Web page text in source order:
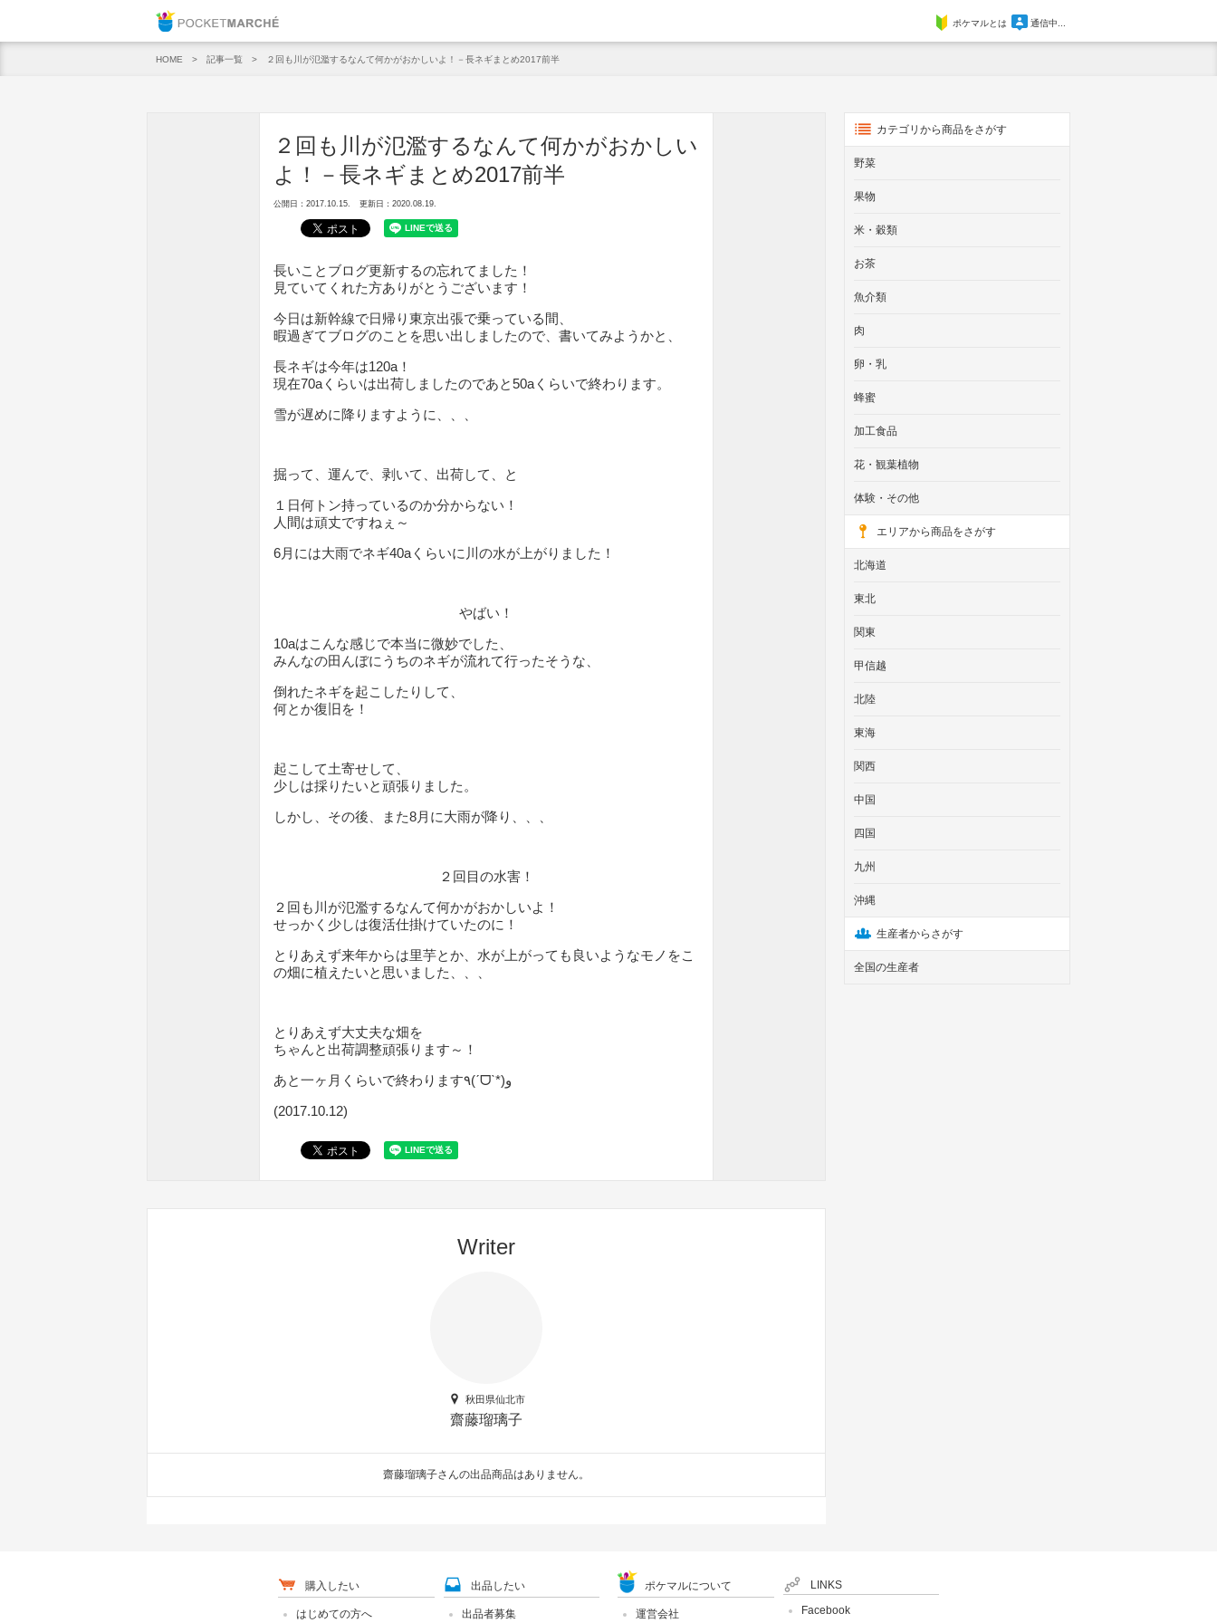
ポケマルとは 通信中...
HOME 記事一覧 ２回も川が氾濫するなんて何かがおかしいよ！－長ネギまとめ2017前半
２回も川が氾濫するなんて何かがおかしい
よ！－長ネギまとめ2017前半
公開日：2017.10.15. 更新日：2020.08.19.
長いことブログ更新するの忘れてました！
見ていてくれた方ありがとうございます！
今日は新幹線で日帰り東京出張で乗っている間、
暇過ぎてブログのことを思い出しましたので、書いてみようかと、
長ネギは今年は120a！
現在70aくらいは出荷しましたのであと50aくらいで終わります。
雪が遅めに降りますように、、、
掘って、運んで、剥いて、出荷して、と
１日何トン持っているのか分からない！
人間は頑丈ですねぇ～
6月には大雨でネギ40aくらいに川の水が上がりました！
やばい！
10aはこんな感じで本当に微妙でした、
みんなの田んぼにうちのネギが流れて行ったそうな、
倒れたネギを起こしたりして、
何とか復旧を！
起こして土寄せして、
少しは採りたいと頑張りました。
しかし、その後、また8月に大雨が降り、、、
２回目の水害！
２回も川が氾濫するなんて何かがおかしいよ！
せっかく少しは復活仕掛けていたのに！
とりあえず来年からは里芋とか、水が上がっても良いようなモノをこ
の畑に植えたいと思いました、、、
とりあえず大丈夫な畑を
ちゃんと出荷調整頑張ります～！
あと一ヶ月くらいで終わります٩(ˊᗜˋ*)و
(2017.10.12)
Writer
秋田県仙北市
齋藤瑠璃子
齋藤瑠璃子さんの出品商品はありません。
カテゴリから商品をさがす
野菜
果物
米・穀類
お茶
魚介類
肉
卵・乳
蜂蜜
加工食品
花・観葉植物
体験・その他
エリアから商品をさがす
北海道
東北
関東
甲信越
北陸
東海
関西
中国
四国
九州
沖縄
生産者からさがす
全国の生産者
購入したい
はじめての方へ
出品したい
出品者募集
ポケマルについて
運営会社
LINKS
Facebook